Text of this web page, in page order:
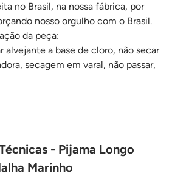
no Brasil, na nossa fábrica, por
nosso orgulho com o Brasil.
da peça:
alvejante a base de cloro, não secar
secagem em varal, não passar,
- Pijama Longo
Marinho